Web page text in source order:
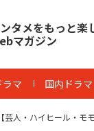
タメをもっと楽
マガジン
マ 国内ドラマ
【芸人・ハイヒール・